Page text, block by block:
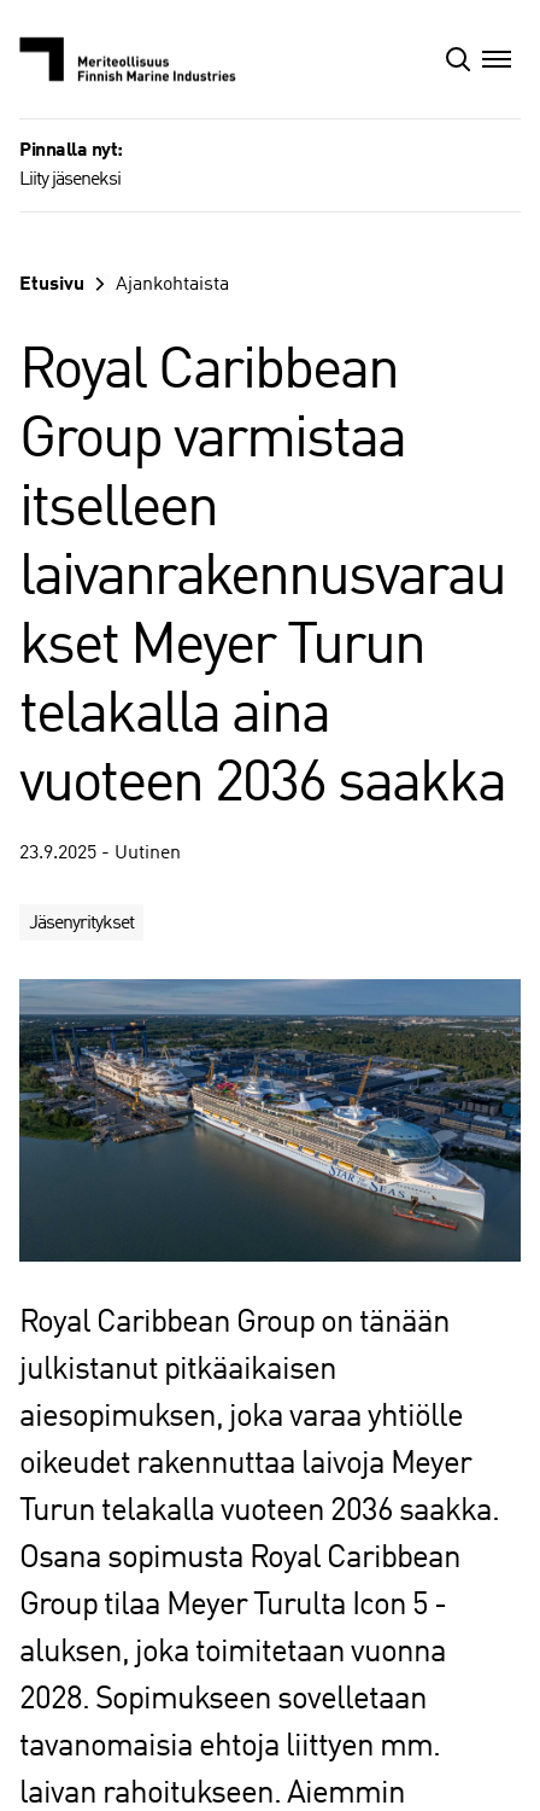
sisältöön
Pinnalla nyt:
Liity jäseneksi
Etusivu Ajankohtaista
Royal Caribbean
Group varmistaa
itselleen
laivanrakennusvarau
kset Meyer Turun
telakalla aina
vuoteen 2036 saakka
23.9.2025 - Uutinen
Jäsenyritykset
Royal Caribbean Group on tänään
julkistanut pitkäaikaisen
aiesopimuksen, joka varaa yhtiölle
oikeudet rakennuttaa laivoja Meyer
Turun telakalla vuoteen 2036 saakka.
Osana sopimusta Royal Caribbean
Group tilaa Meyer Turulta Icon 5 -
aluksen, joka toimitetaan vuonna
2028. Sopimukseen sovelletaan
tavanomaisia ehtoja liittyen mm.
laivan rahoitukseen. Aiemmin